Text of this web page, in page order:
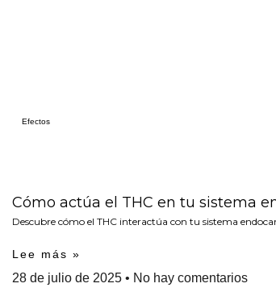
Efectos
Cómo actúa el THC en tu sistema
Descubre cómo el THC interactúa con tu sistema
Lee más »
28 de julio de 2025 No hay comentarios